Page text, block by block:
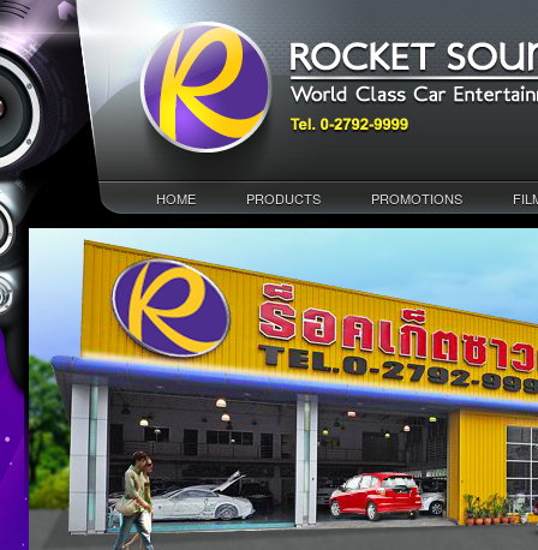
HOME PRODUCTS PROMOTIONS